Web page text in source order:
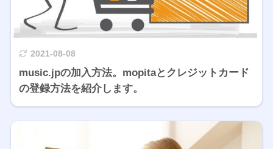
2021-08-08
music.jpの加入方法。mopitaとクレジットカード
の登録方法を紹介します。